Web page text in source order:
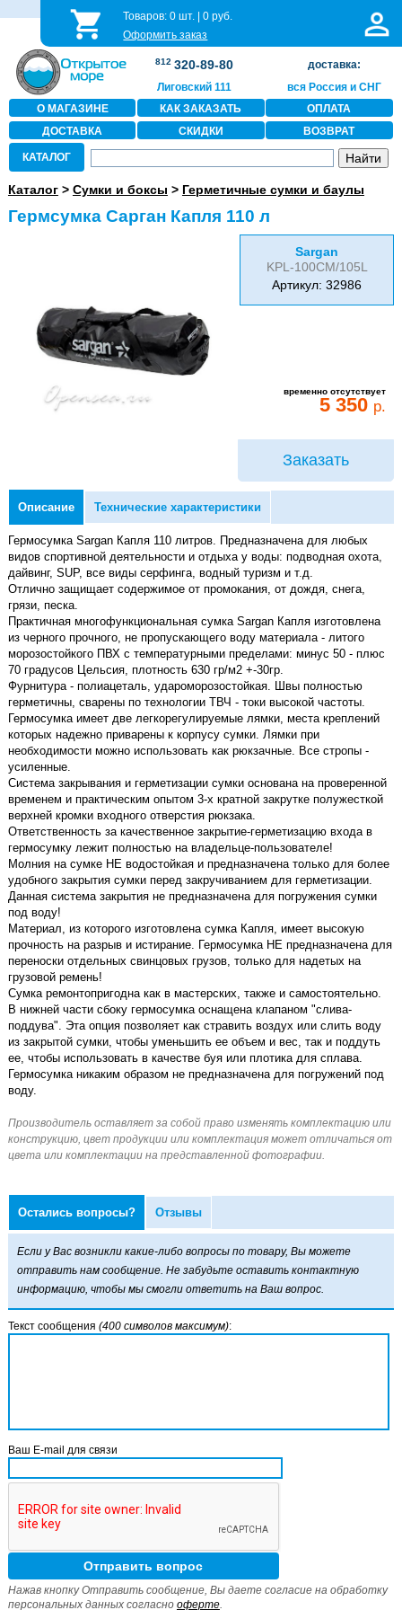
Товаров:0 шт. |0 руб.
Оформить заказ
812 320-89-80
Лиговский 111
доставка:
вся Россия и СНГ
О МАГАЗИНЕ
КАК ЗАКАЗАТЬ
ОПЛАТА
ДОСТАВКА
СКИДКИ ВОЗВРАТ
КАТАЛОГ
Каталог> Сумки и боксы > Герметичные сумки и баулы
Гермсумка Сарган Капля 110 л
Sargan
KPL-100CM/105L
Артикул: 32986
временно отсутствует
5 350 р.
Заказать
Описание Технические характеристики
Гермосумка Sargan Капля 110 литров. Предназначена для любых
видов спортивной деятельности и отдыха у воды: подводная охота,
дайвинг, SUP, все виды серфинга, водный туризм и т.д.
Отлично защищает содержимое от промокания, от дождя, снега,
грязи, песка.
Практичная многофункциональная сумка Sargan Капля изготовлена
из черного прочного, не пропускающего воду материала - литого
морозостойкого ПВХ с температурными пределами: минус 50 - плюс
70 градусов Цельсия, плотность 630 гр/м2 +-30гр.
Фурнитура - полиацеталь, удароморозостойкая. Швы полностью
герметичны, сварены по технологии ТВЧ - токи высокой частоты.
Гермосумка имеет две легкорегулируемые лямки, места креплений
которых надежно приварены к корпусу сумки. Лямки при
необходимости можно использовать как рюкзачные. Все стропы -
усиленные.
Система закрывания и герметизации сумки основана на проверенной
временем и практическим опытом 3-х кратной закрутке полужесткой
верхней кромки входного отверстия рюкзака.
Ответственность за качественное закрытие-герметизацию входа в
гермосумку лежит полностью на владельце-пользователе!
Молния на сумке НЕ водостойкая и предназначена только для более
удобного закрытия сумки перед закручиванием для герметизации.
Данная система закрытия не предназначена для погружения сумки
под воду!
Материал, из которого изготовлена сумка Капля, имеет высокую
прочность на разрыв и истирание. Гермосумка НЕ предназначена для
переноски отдельных свинцовых грузов, только для надетых на
грузовой ремень!
Сумка ремонтопригодна как в мастерских, также и самостоятельно.
В нижней части сбоку гермосумка оснащена клапаном "слива-
поддува". Эта опция позволяет как стравить воздух или слить воду
из закрытой сумки, чтобы уменьшить ее объем и вес, так и поддуть
ее, чтобы использовать в качестве буя или плотика для сплава.
Гермосумка никаким образом не предназначена для погружений под
воду.
Остались вопросы? Отзывы
Если у Вас возникли какие-либо вопросы по товару, Вы можете
отправить нам сообщение. Не забудьте оставить контактную
информацию, чтобы мы смогли ответить на Ваш вопрос.
Текст сообщения (400 символов максимум):
Ваш E-mail для связи
Нажав кнопку Отправить сообщение, Вы даете согласие на обработку
персональных данных согласно оферте.